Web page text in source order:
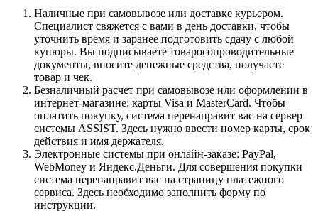
Наличные при самовывозе или доставке курьером.
Специалист свяжется с вами в день доставки, чтобы
уточнить время и заранее подготовить сдачу с любой
купюры. Вы подписываете товаросопроводительные
документы, вносите денежные средства, получаете
товар и чек.
Безналичный расчет при самовывозе или оформлении в
интернет-магазине: карты Visa и MasterCard. Чтобы
оплатить покупку, система перенаправит вас на сервер
системы ASSIST. Здесь нужно ввести номер карты, срок
действия и имя держателя.
Электронные системы при онлайн-заказе: PayPal,
WebMoney и Яндекс.Деньги. Для совершения покупки
система перенаправит вас на страницу платежного
сервиса. Здесь необходимо заполнить форму по
инструкции.